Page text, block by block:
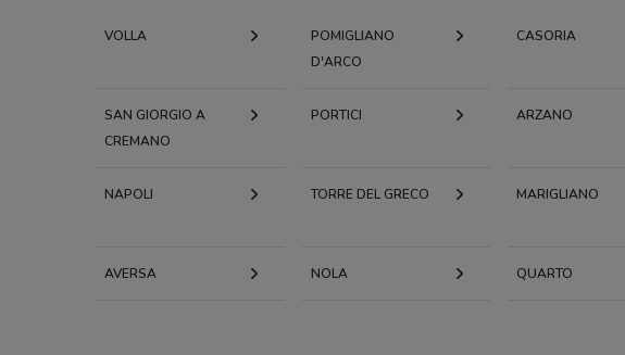
VOLLA
POMIGLIANO
D'ARCO
CASORIA
SAN GIORGIO A
CREMANO
PORTICI ARZANO
NAPOLI TORRE DEL GRECO MARIGLIANO
AVERSA NOLA QUARTO